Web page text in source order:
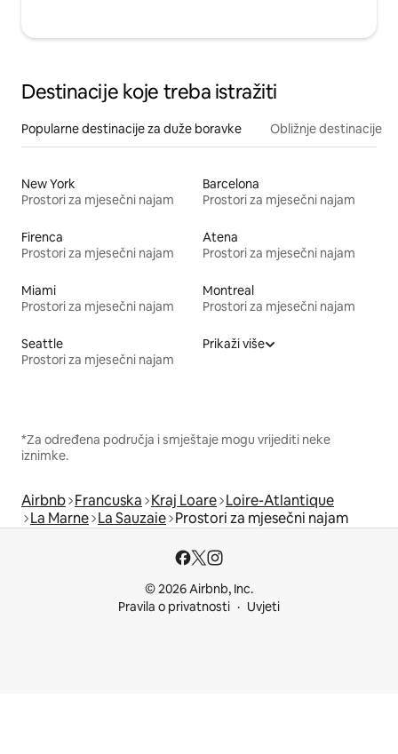
Destinacije koje treba istražiti
Popularne destinacije za duže boravke Obližnje destinacije
New York
Prostori za mjesečni najam
Barcelona
Prostori za mjesečni najam
Firenca
Prostori za mjesečni najam
Atena
Prostori za mjesečni najam
Miami
Prostori za mjesečni najam
Montreal
Prostori za mjesečni najam
Seattle
Prostori za mjesečni najam
Prikaži više
*Za određena područja i smještaje mogu vrijediti neke
iznimke.
Airbnb Francuska Kraj Loare Loire-Atlantique
La Marne La Sauzaie Prostori za mjesečni najam
© 2026 Airbnb, Inc.
Pravila o privatnosti
Uvjeti